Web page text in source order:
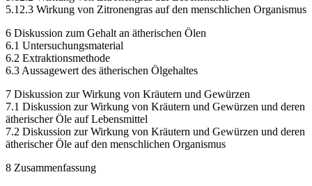
5.12.3 Wirkung von Zitronengras auf den menschlichen Organismus
6 Diskussion zum Gehalt an ätherischen Ölen
6.1 Untersuchungsmaterial
6.2 Extraktionsmethode
6.3 Aussagewert des ätherischen Ölgehaltes
7 Diskussion zur Wirkung von Kräutern und Gewürzen
7.1 Diskussion zur Wirkung von Kräutern und Gewürzen und deren
ätherischer Öle auf Lebensmittel
7.2 Diskussion zur Wirkung von Kräutern und Gewürzen und deren
ätherischer Öle auf den menschlichen Organismus
8 Zusammenfassung